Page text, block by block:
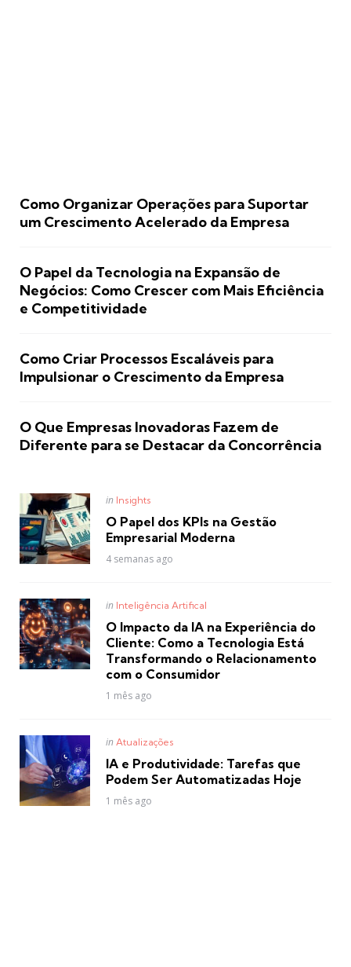
Como Organizar Operações para Suportar
um Crescimento Acelerado da Empresa
O Papel da Tecnologia na Expansão de
Negócios: Como Crescer com Mais Eficiência
e Competitividade
Como Criar Processos Escaláveis para
Impulsionar o Crescimento da Empresa
O Que Empresas Inovadoras Fazem de
Diferente para se Destacar da Concorrência
Posted
in Insights
O Papel dos KPIs na Gestão
Empresarial Moderna
4 semanas ago
Posted
in Inteligência Artifical
O Impacto da IA na Experiência do
Cliente: Como a Tecnologia Está
Transformando o Relacionamento
com o Consumidor
1 mês ago
Posted
in Atualizações
IA e Produtividade: Tarefas que
Podem Ser Automatizadas Hoje
1 mês ago